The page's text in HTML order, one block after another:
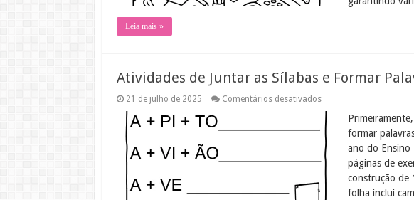
Leia mais »
Atividades de Juntar as Sílabas e Formar
21 de julho de 2025 Comentários desativadosem
de
Juntar
as
Sílabas
e
Formar
Palavras
formar
ano do Ensino
páginas de
construção de
folha inclui